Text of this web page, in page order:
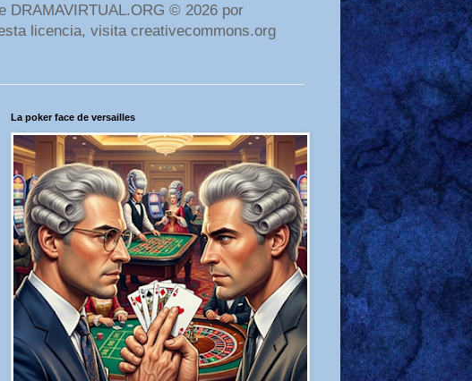
DRAMAVIRTUAL.ORG © 2026 por
licencia, visita creativecommons.org
La poker face de versailles